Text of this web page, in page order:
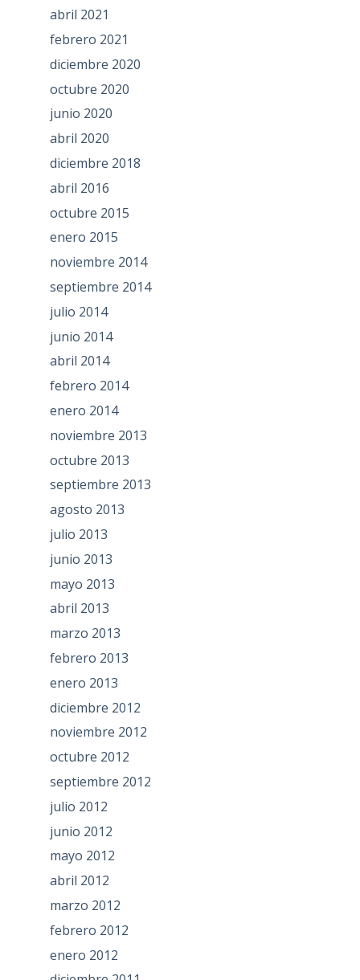
abril 2021
febrero 2021
diciembre 2020
octubre 2020
junio 2020
abril 2020
diciembre 2018
abril 2016
octubre 2015
enero 2015
noviembre 2014
septiembre 2014
julio 2014
junio 2014
abril 2014
febrero 2014
enero 2014
noviembre 2013
octubre 2013
septiembre 2013
agosto 2013
julio 2013
junio 2013
mayo 2013
abril 2013
marzo 2013
febrero 2013
enero 2013
diciembre 2012
noviembre 2012
octubre 2012
septiembre 2012
julio 2012
junio 2012
mayo 2012
abril 2012
marzo 2012
febrero 2012
enero 2012